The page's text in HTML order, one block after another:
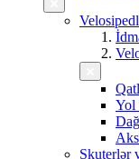
Yol
Skuterlər